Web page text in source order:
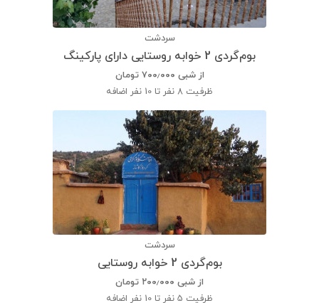
سردشت
بوم‌گردی 2 خوابه روستایی دارای پارکینگ
از شبی ۷۰۰٫۰۰۰ تومان
ظرفیت 8 نفر تا 10 نفر اضافه
سردشت
بوم‌گردی 2 خوابه روستایی
از شبی ۲۰۰٫۰۰۰ تومان
ظرفیت 5 نفر تا 10 نفر اضافه